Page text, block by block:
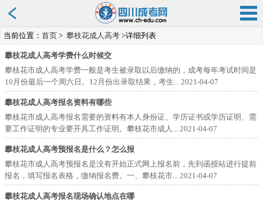
当前位置： 首页 > 攀枝花成人高考 >详细列表
攀枝花成人高考学费什么时候交
攀枝花市成人高考学费一般是考生被录取以后缴纳的，成考每年考试时间是
10月份最后一个周六日。12月份出录取结果，考生... 2021-04-07
攀枝花成人高考报名资料有哪些
攀枝花市成人高考报名需要的资料有本人身份证、学历证书或学历证明、需
要工作证明的专业要开具工作证明。攀枝花市成人... 2021-04-07
攀枝花成人高考预报名是什么？怎么报
攀枝花市成人高考预报名是没有开始正式网上报名前，先到函授站进行提前
报名，填写报名表格，缴纳报名费。一、攀枝花市... 2021-04-07
攀枝花成人高考报名现场确认地点在哪